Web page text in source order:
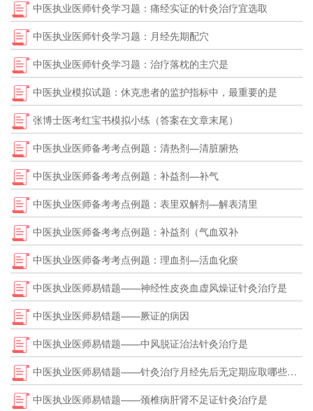
中医执业医师针灸学习题：痛经实证的针灸治疗宜选取
中医执业医师针灸学习题：月经先期配穴
中医执业医师针灸学习题：治疗落枕的主穴是
中医执业模拟试题：休克患者的监护指标中，最重要的是
张博士医考红宝书模拟小练（答案在文章末尾）
中医执业医师备考考点例题：清热剂—清脏腑热
中医执业医师备考考点例题：补益剂—补气
中医执业医师备考考点例题：表里双解剂—解表清里
中医执业医师备考考点例题：补益剂（气血双补
中医执业医师备考考点例题：理血剂—活血化瘀
中医执业医师易错题——神经性皮炎血虚风燥证针灸治疗是
中医执业医师易错题——厥证的病因
中医执业医师易错题——中风脱证治法针灸治疗是
中医执业医师易错题——针灸治疗月经先后无定期应取哪些经脉
中医执业医师易错题——颈椎病肝肾不足证针灸治疗是